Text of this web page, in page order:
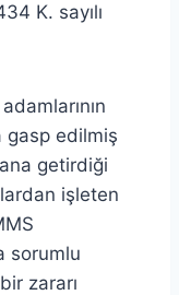
K. sayılı
gasp edilmiş
getirdiği
işleten
sorumlu
zararı